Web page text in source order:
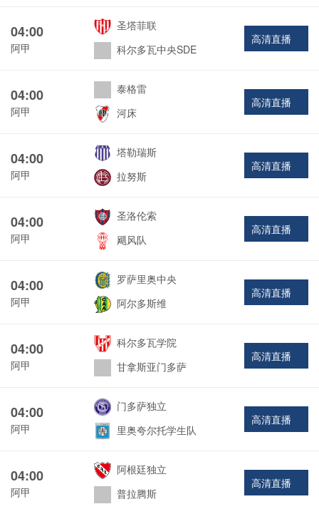
04:00
阿甲
圣塔菲联
科尔多瓦中央SDE
高清直播
04:00
阿甲
泰格雷
河床
高清直播
04:00
阿甲
塔勒瑞斯
拉努斯
高清直播
04:00
阿甲
圣洛伦索
飓风队
高清直播
04:00
阿甲
罗萨里奥中央
阿尔多斯维
高清直播
04:00
阿甲
科尔多瓦学院
甘拿斯亚门多萨
高清直播
04:00
阿甲
门多萨独立
里奥夸尔托学生队
高清直播
04:00
阿甲
阿根廷独立
普拉腾斯
高清直播